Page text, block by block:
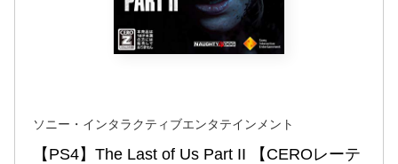
ソニー・インタラクティブエンタテインメント
【PS4】The Last of Us Part II 【CEROレーテ